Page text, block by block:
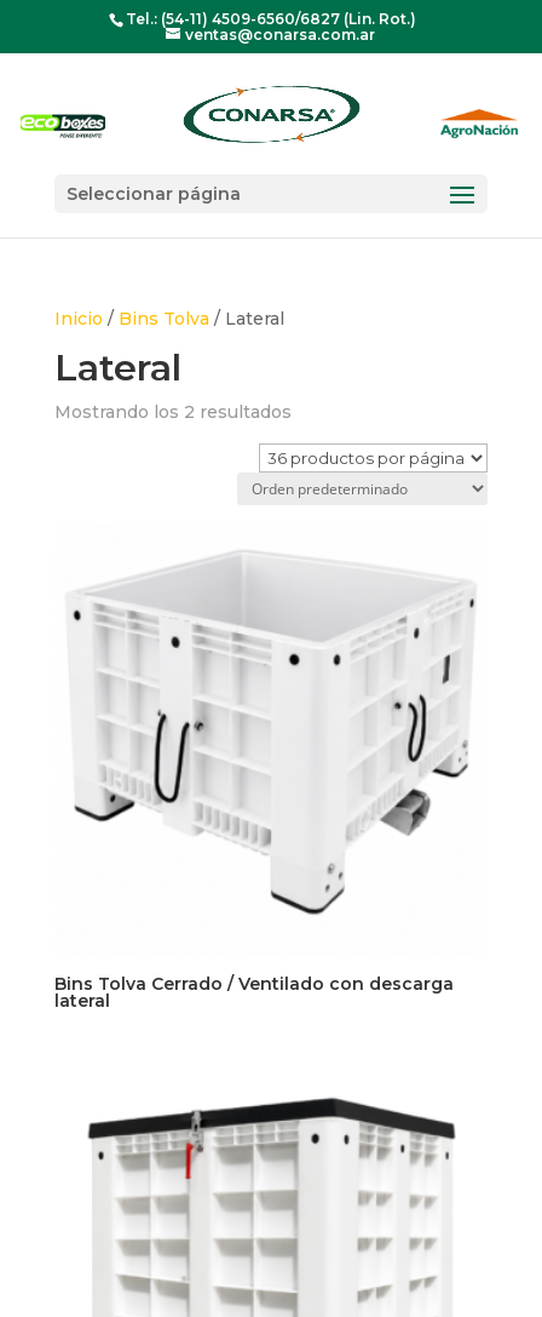
Tel.: (54-11) 4509-6560/6827 (Lin. Rot.)
ventas@conarsa.com.ar
Seleccionar página
Inicio / Bins Tolva / Lateral
Lateral
Mostrando los 2 resultados
Bins Tolva Cerrado / Ventilado con descarga
lateral